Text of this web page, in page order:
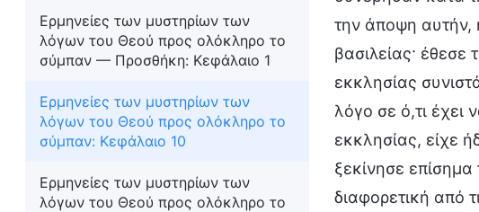
Ερμηνείες των μυστηρίων των
λόγων του Θεού προς ολόκληρο το
σύμπαν — Προσθήκη: Κεφάλαιο 1
Ερμηνείες των μυστηρίων των
λόγων του Θεού προς ολόκληρο το
σύμπαν: Κεφάλαιο 10
Ερμηνείες των μυστηρίων των
λόγων του Θεού προς ολόκληρο το
την άποψη αυτήν,
βασιλείας·
εκκλησίας
λόγο σε ό,τι έχει
εκκλησίας, είχε
ξεκίνησε
διαφορετική από